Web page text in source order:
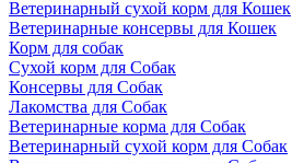
Ветеринарный сухой корм для Кошек
Ветеринарные консервы для Кошек
Корм для собак
Сухой корм для Собак
Консервы для Собак
Лакомства для Собак
Ветеринарные корма для Собак
Ветеринарный сухой корм для Собак